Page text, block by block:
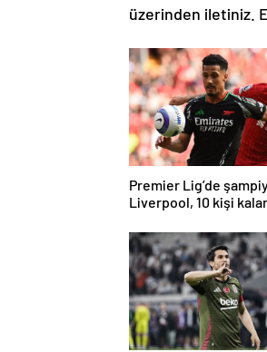
üzerinden iletiniz.
Premier Lig’de
Liverpool, 10 kişi